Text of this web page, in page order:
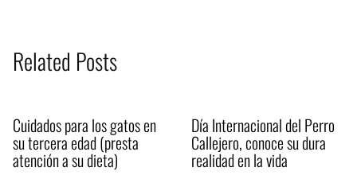
Related Posts
Cuidados para los gatos en
su tercera edad (presta
atención a su dieta)
Día Internacional del Perro
Callejero, conoce su dura
realidad en la vida